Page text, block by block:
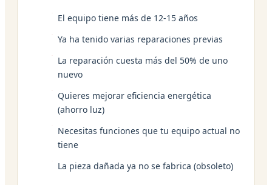
El equipo tiene más de 12-15 años
Ya ha tenido varias reparaciones previas
La reparación cuesta más del 50% de uno
nuevo
Quieres mejorar eficiencia energética
(ahorro luz)
Necesitas funciones que tu equipo actual no
tiene
La pieza dañada ya no se fabrica (obsoleto)